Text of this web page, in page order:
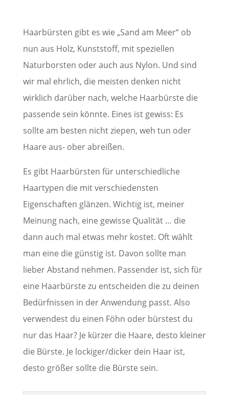
Haarbürsten gibt es wie „Sand am Meer“ ob
nun aus Holz, Kunststoff, mit speziellen
Naturborsten oder auch aus Nylon. Und sind
wir mal ehrlich, die meisten denken nicht
wirklich darüber nach, welche Haarbürste die
passende sein könnte. Eines ist gewiss: Es
sollte am besten nicht ziepen, weh tun oder
Haare aus- ober abreißen.
Es gibt Haarbürsten für unterschiedliche
Haartypen die mit verschiedensten
Eigenschaften glänzen. Wichtig ist, meiner
Meinung nach, eine gewisse Qualität … die
dann auch mal etwas mehr kostet. Oft wählt
man eine die günstig ist. Davon sollte man
lieber Abstand nehmen. Passender ist, sich für
eine Haarbürste zu entscheiden die zu deinen
Bedürfnissen in der Anwendung passt. Also
verwendest du einen Föhn oder bürstest du
nur das Haar? Je kürzer die Haare, desto kleiner
die Bürste. Je lockiger/dicker dein Haar ist,
desto größer sollte die Bürste sein.